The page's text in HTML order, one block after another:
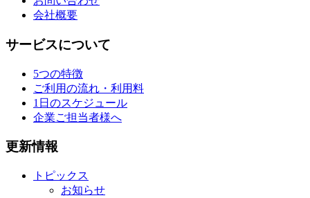
会社概要
サービスについて
5つの特徴
ご利用の流れ・利用料
1日のスケジュール
企業ご担当者様へ
更新情報
トピックス
お知らせ